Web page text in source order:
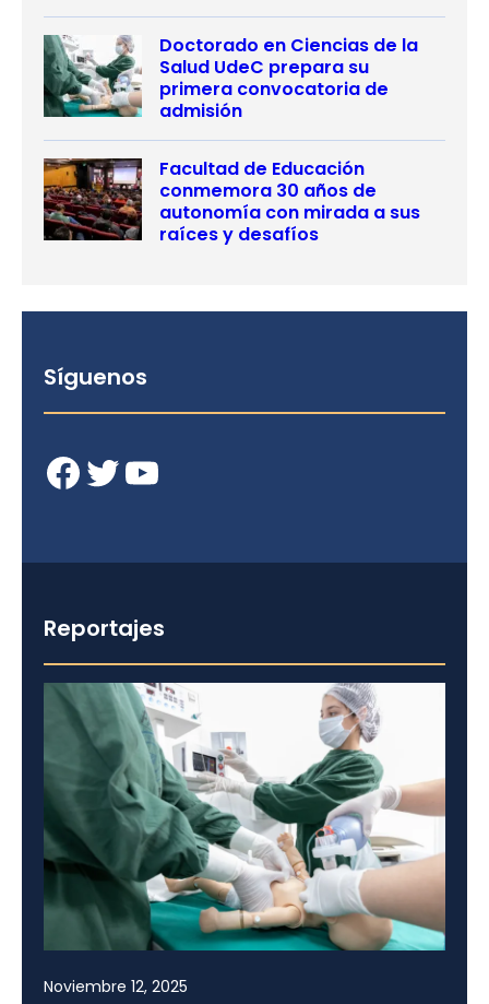
Doctorado en Ciencias de la
Salud UdeC prepara su
primera convocatoria de
admisión
Facultad de Educación
conmemora 30 años de
autonomía con mirada a sus
raíces y desafíos
Síguenos
Facebook Twitter YouTube
Reportajes
Noviembre 12, 2025